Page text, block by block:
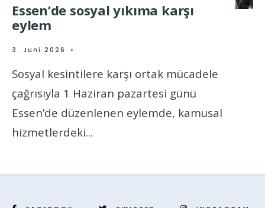
Essen’de sosyal yıkıma karşı
eylem
3. Juni 2026 •
Sosyal kesintilere karşı ortak mücadele
çağrısıyla 1 Haziran pazartesi günü
Essen’de düzenlenen eylemde, kamusal
hizmetlerdeki...